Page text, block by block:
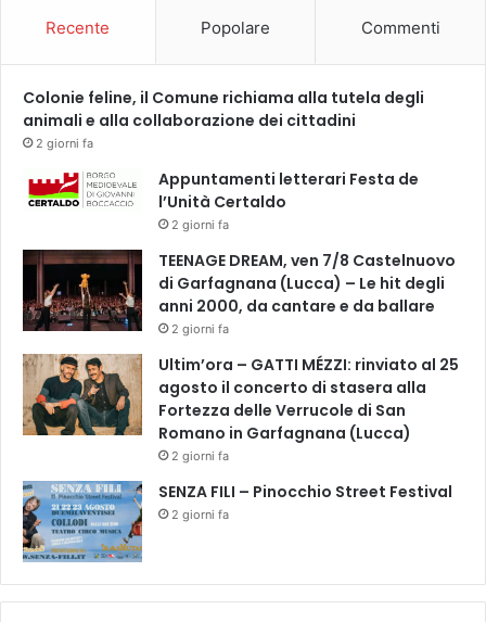
Recente Popolare Commenti
Colonie feline, il Comune richiama alla tutela degli
animali e alla collaborazione dei cittadini
2 giorni fa
Appuntamenti letterari Festa de
l’Unità Certaldo
2 giorni fa
TEENAGE DREAM, ven 7/8 Castelnuovo
di Garfagnana (Lucca) – Le hit degli
anni 2000, da cantare e da ballare
2 giorni fa
Ultim’ora – GATTI MÉZZI: rinviato al 25
agosto il concerto di stasera alla
Fortezza delle Verrucole di San
Romano in Garfagnana (Lucca)
2 giorni fa
SENZA FILI – Pinocchio Street Festival
2 giorni fa